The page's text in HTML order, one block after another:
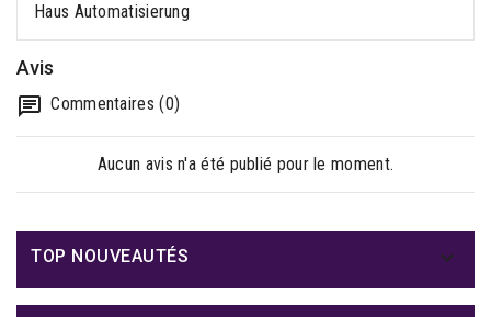
Haus Automatisierung
Avis
Commentaires (0)
Aucun avis n'a été publié pour le moment.
TOP NOUVEAUTÉS 